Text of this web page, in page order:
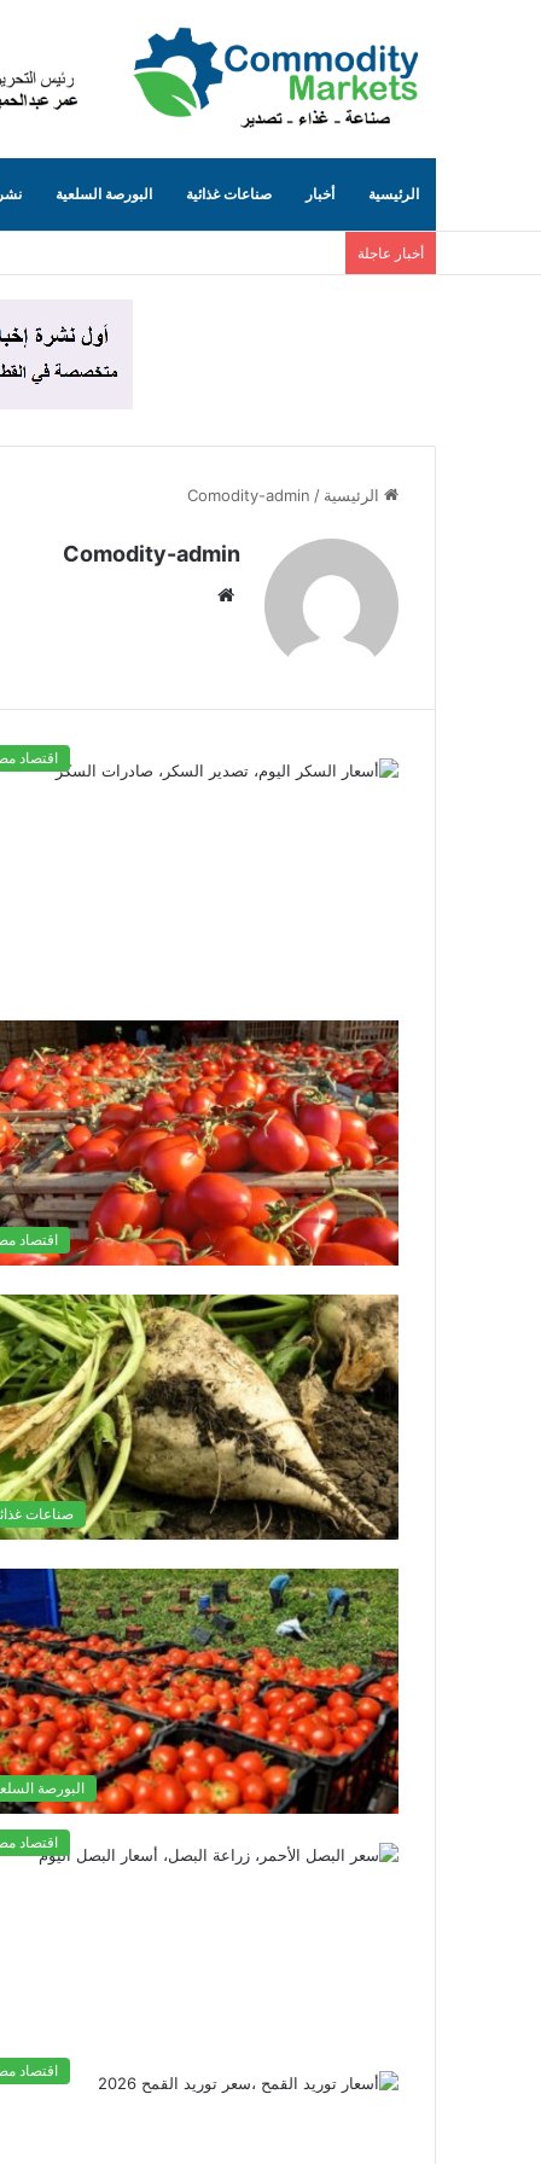
الرئيسية أخبار صناعات غذائية البورصة السلعية
أخبار عاجلة
الرئيسية /
Comodity-admin
Comodity-admin
اقتصاد
اقتصاد
صناعات
البورصة
اقتصاد
اقتصاد